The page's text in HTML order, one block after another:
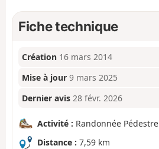
Fiche technique
Création 16 mars 2014
Mise à jour 9 mars 2025
Dernier avis 28 févr. 2026
Activité : Randonnée Pédestre
Distance : 7,59 km